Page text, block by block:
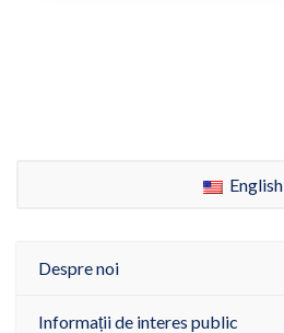
English
Despre noi
Informații de interes public